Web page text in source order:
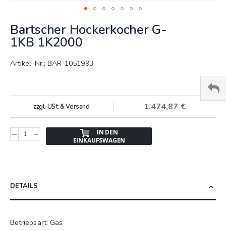
zum
Anfang
der
Bildergalerie
Bartscher Hockerkocher G-
1KB 1K2000
Artikel-Nr.: BAR-1051993
1.474,87 €
zzgl. USt. & Versand
IN DEN
EINKAUFSWAGEN
DETAILS
Betriebsart: Gas